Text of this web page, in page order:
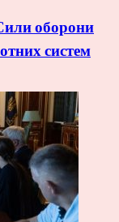
оборони
систем